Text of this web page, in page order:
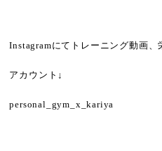
Instagramにてトレーニング動画、
アカウント ↓
personal_gym_x_kariya